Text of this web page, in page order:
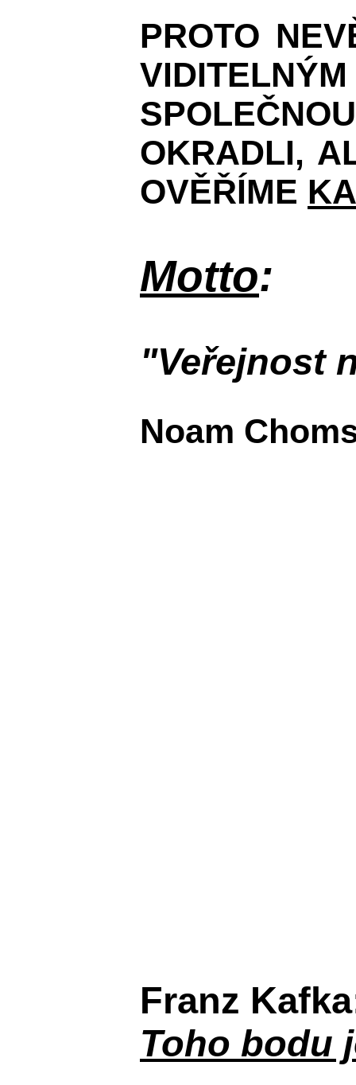
PROTO
OKRADLI,
OVĚŘÍME
Motto:
"Veřejnost
Noam
Franz
Toho bodu